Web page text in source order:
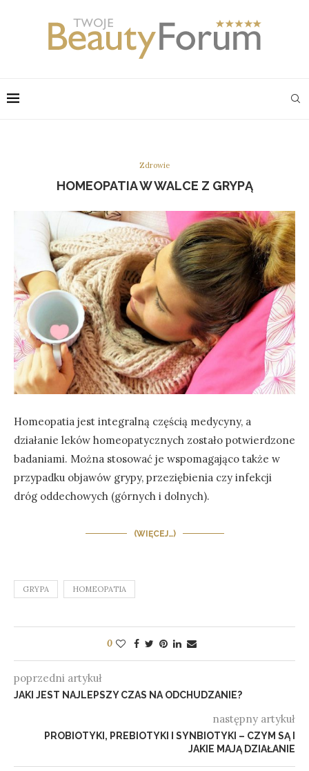
Zdrowie
HOMEOPATIA W WALCE Z GRYPĄ
Homeopatia jest integralną częścią medycyny, a
działanie leków homeopatycznych zostało potwierdzone
badaniami. Można stosować je wspomagająco także w
przypadku objawów grypy, przeziębienia czy infekcji
dróg oddechowych (górnych i dolnych).
(WIĘCEJ…)
GRYPA HOMEOPATIA
0
poprzedni artykuł
JAKI JEST NAJLEPSZY CZAS NA ODCHUDZANIE?
następny artykuł
PROBIOTYKI, PREBIOTYKI I SYNBIOTYKI – CZYM SĄ I
JAKIE MAJĄ DZIAŁANIE